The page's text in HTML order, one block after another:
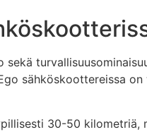
sähköskoottereissa on
30-50 kilometriä,